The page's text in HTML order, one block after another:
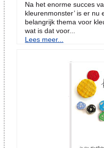
Na het enorme succes
kleurenmonster’ is er
belangrijk thema voor
wat is dat voor...
Lees meer...